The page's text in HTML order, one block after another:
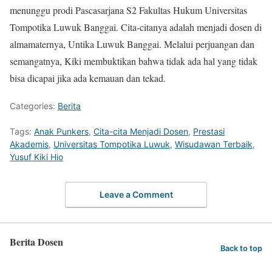
menunggu prodi Pascasarjana S2 Fakultas Hukum Universitas
Tompotika Luwuk Banggai. Cita-citanya adalah menjadi dosen di
almamaternya, Untika Luwuk Banggai. Melalui perjuangan dan
semangatnya, Kiki membuktikan bahwa tidak ada hal yang tidak
bisa dicapai jika ada kemauan dan tekad.
Categories: Berita
Tags: Anak Punkers, Cita-cita Menjadi Dosen, Prestasi
Akademis, Universitas Tompotika Luwuk, Wisudawan Terbaik,
Yusuf Kiki Hio
Leave a Comment
Berita Dosen Back to top